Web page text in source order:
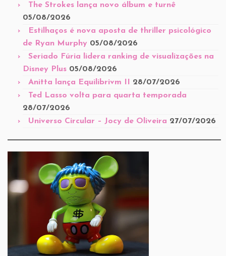
The Strokes lança novo álbum e turnê
05/08/2026
Estilhaços é nova aposta de thriller psicológico
de Ryan Murphy 05/08/2026
Seriado Fúria lidera ranking de visualizações na
Disney Plus 05/08/2026
Anitta lança Equilibrivm II 28/07/2026
Ted Lasso volta para quarta temporada
28/07/2026
Universo Circular – Jocy de Oliveira 27/07/2026